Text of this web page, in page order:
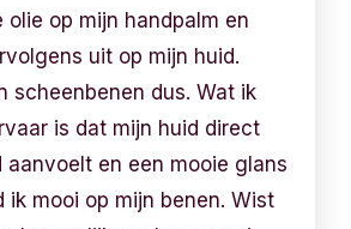
olie op mijn handpalm en
uit op mijn huid.
scheenbenen dus. Wat ik
is dat mijn huid direct
aanvoelt en een mooie glans
ik mooi op mijn benen. Wist